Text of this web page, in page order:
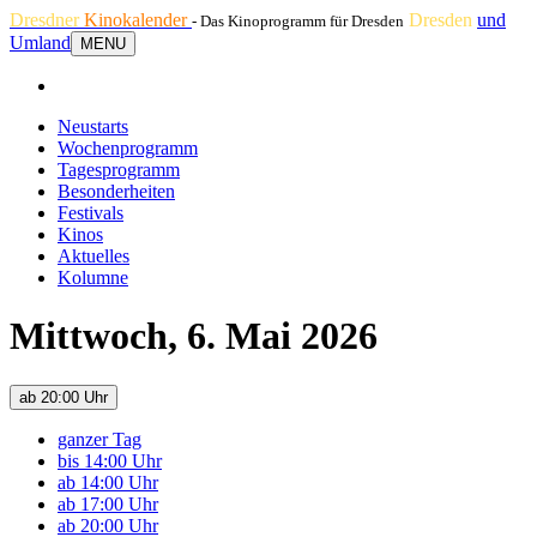
DresdnerKinokalender - Das Kinoprogramm für Dresden Dresden und
Umland
MENU
Neustarts
Wochenprogramm
Tagesprogramm
Besonderheiten
Festivals
Kinos
Aktuelles
Kolumne
Mittwoch, 6. Mai 2026
ab 20:00 Uhr
ganzer Tag
bis 14:00 Uhr
ab 14:00 Uhr
ab 17:00 Uhr
ab 20:00 Uhr